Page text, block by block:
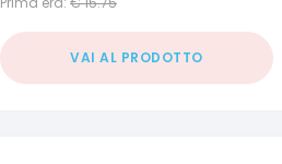
VAI AL PRODOTTO